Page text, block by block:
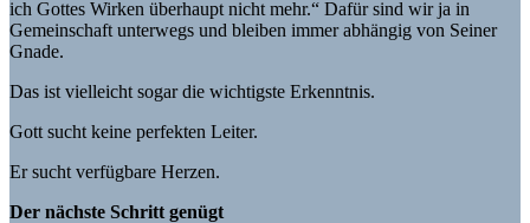
ich Gottes Wirken überhaupt nicht mehr.“ Dafür sind wir ja in
Gemeinschaft unterwegs und bleiben immer abhängig von Seiner
Gnade.
Das ist vielleicht sogar die wichtigste Erkenntnis.
Gott sucht keine perfekten Leiter.
Er sucht verfügbare Herzen.
Der nächste Schritt genügt